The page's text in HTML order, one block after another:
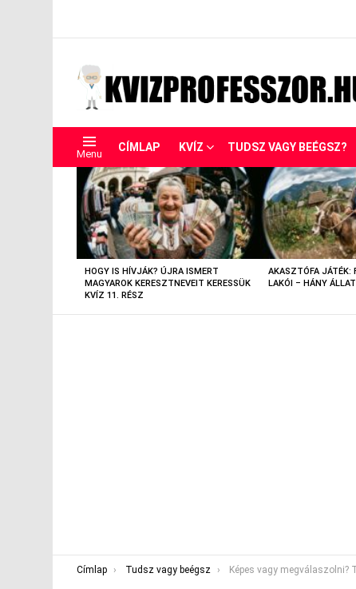
Menu CÍMLAP KVÍZ TUDSZ VAGY BEÉGSZ?
LEGUTÓBBIAK
HOGY IS HÍVJÁK? ÚJRA ISMERT
MAGYAROK KERESZTNEVEIT KERESSÜK
KVÍZ 11. RÉSZ
AKASZTÓFA JÁTÉK:
LAKÓI – HÁNY
You are here:
Címlap Tudsz vagy beégsz Képes vagy megválaszolni? Tudsz vagy